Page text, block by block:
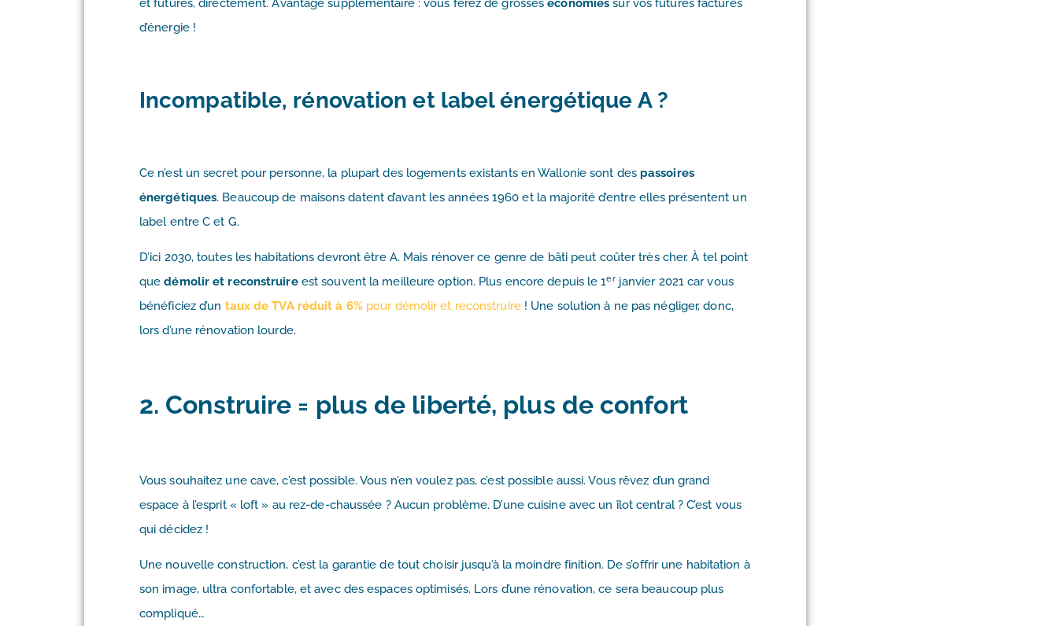
et futures, directement. Avantage supplémentaire : vous ferez de grosseséconomies sur vos futures factures
d’énergie !
Incompatible, rénovation et label énergétique A ?
Ce n’est un secret pour personne, la plupart des logements existants en Wallonie sont des passoires
énergétiques. Beaucoup de maisons datent d’avant les années 1960 et la majorité d’entre elles présentent un
label entre C et G.
D’ici 2030, toutes les habitations devront être A. Mais rénover ce genre de bâti peut coûter très cher. À tel point
quedémolir et reconstruireest souvent la meilleure option. Plus encore depuis le 1erjanvier 2021 car vous
bénéficiez d’un taux de TVA réduit à 6%pour démolir et reconstruire! Une solution à ne pas négliger, donc,
lors d’une rénovation lourde.
2. Construire = plus de liberté, plus de confort
Vous souhaitez une cave, c’est possible. Vous n’en voulez pas, c’est possible aussi. Vous rêvez d’un grand
espace à l’esprit « loft » au rez-de-chaussée ? Aucun problème. D’une cuisine avec un îlot central ? C’est vous
qui décidez !
Une nouvelle construction, c’est la garantie de tout choisir jusqu’à la moindre finition. De s’offrir une habitation à
son image, ultra confortable, et avec des espaces optimisés. Lors d’une rénovation, ce sera beaucoup plus
compliqué…